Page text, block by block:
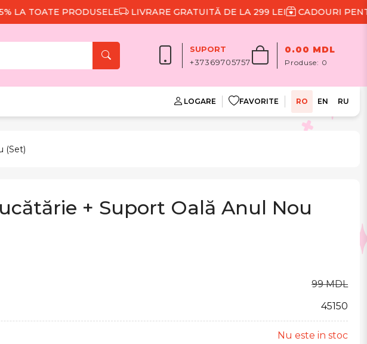
PRODUSELE LIVRARE GRATUITĂ DE LA 299 LEI CADOURI PENTRU
SUPORT
+37369705757
0.00 MDL
Produse: 0
LOGARE FAVORITE RO EN RU
(Set)
+ Suport Oală Anul Nou
99 MDL
45150
Nu este in stoc